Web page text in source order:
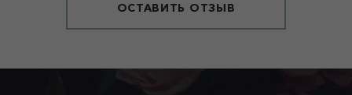
ОСТАВИТЬ ОТЗЫВ